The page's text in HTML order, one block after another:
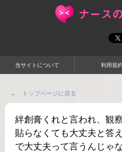
当サイトについて 利用規
← トップページに戻る
絆創膏くれと言われ、観
貼らなくても大丈夫と答
で大丈夫って言うんじゃ